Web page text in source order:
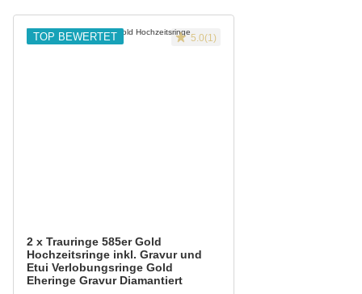
TOP BEWERTET 5.0(1)
2 x Trauringe 585er Gold
Hochzeitsringe inkl. Gravur und
Etui Verlobungsringe Gold
Eheringe Gravur Diamantiert